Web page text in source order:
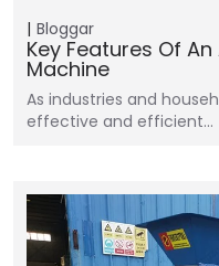
Bloggar
Key Features Of
Machine
As industries and
effective and efficient…